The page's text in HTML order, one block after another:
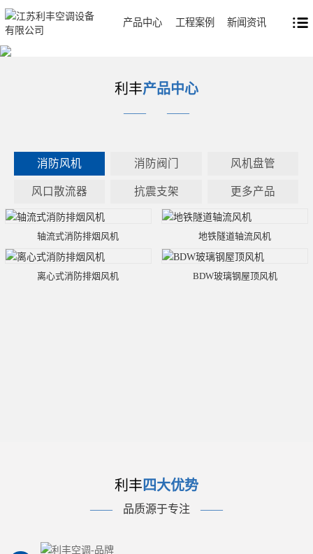
产品中心 工程案例 新闻资讯
利丰产品中心
—— ——
消防风机 消防阀门 风机盘管
风口散流器 抗震支架 更多产品
轴流式消防排烟风机 地铁隧道轴流风机
离心式消防排烟风机 BDW玻璃钢屋顶风机
利丰 四大优势
—— 品质源于专注 ——